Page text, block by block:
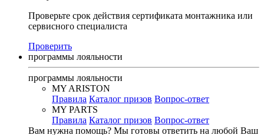
Проверьте срок действия сертификата монтажника или
сервисного специалиста
Проверить
программы лояльности
программы лояльности
MY ARISTON
Правила Каталог призов Вопрос-ответ
MY PARTS
Правила Каталог призов Вопрос-ответ
Вам нужна помощь? Мы готовы ответить на любой Ваш